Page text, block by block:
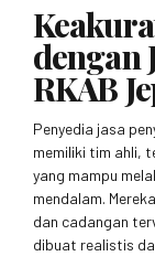
dengan
RKAB
Penyedia jasa
memiliki tim ahli,
yang mampu
mendalam.
dan cadangan
dibuat realistis